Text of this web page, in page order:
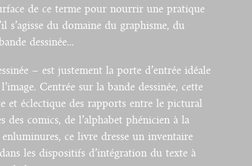
de ce terme pour nourrir une pratique
s’agisse du domaine du graphisme, du
dessinée...
– est justement la porte d’entrée idéale
Centrée sur la bande dessinée, cette
et éclectique des rapports entre le pictural
des comics, de l’alphabet phénicien à la
ce livre dresse un inventaire
les dispositifs d’intégration du texte à